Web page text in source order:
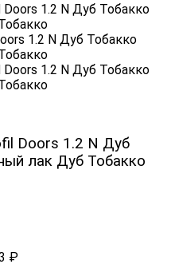
1.2 N Дуб Тобакко
Doors 1.2 N Дуб
лак Дуб Тобакко
₽